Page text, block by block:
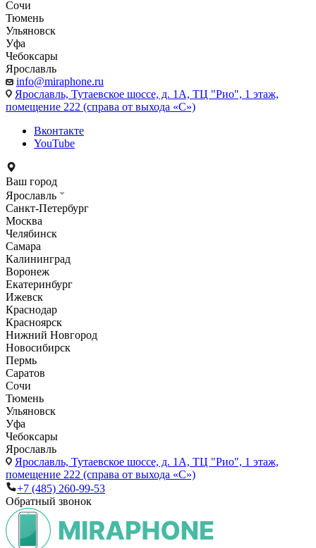
Сочи
Тюмень
Ульяновск
Уфа
Чебоксары
Ярославль
info@miraphone.ru
Ярославль, Тутаевское шоссе, д. 1А, ТЦ "Рио", 1 этаж,
помещение 222 (справа от выхода «С»)
Вконтакте
YouTube
Ваш город
Ярославль
Санкт-Петербург
Москва
Челябинск
Самара
Калининград
Воронеж
Екатеринбург
Ижевск
Краснодар
Красноярск
Нижний Новгород
Новосибирск
Пермь
Саратов
Сочи
Тюмень
Ульяновск
Уфа
Чебоксары
Ярославль
Ярославль, Тутаевское шоссе, д. 1А, ТЦ "Рио", 1 этаж,
помещение 222 (справа от выхода «С»)
+7 (485) 260-99-53
Обратный звонок